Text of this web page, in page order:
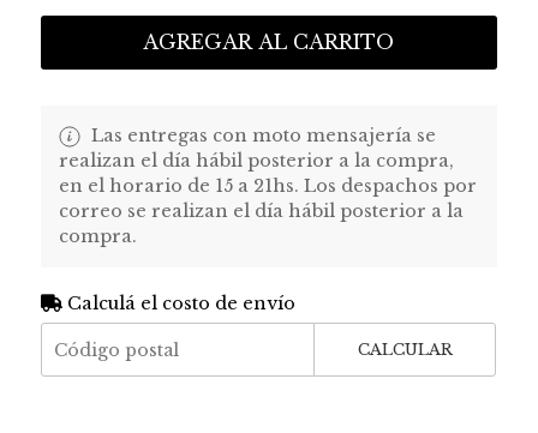
AGREGAR AL CARRITO
Las entregas con moto mensajería se
realizan el día hábil posterior a la compra,
en el horario de 15 a 21hs. Los despachos por
correo se realizan el día hábil posterior a la
compra.
Calculá el costo de envío
CALCULAR